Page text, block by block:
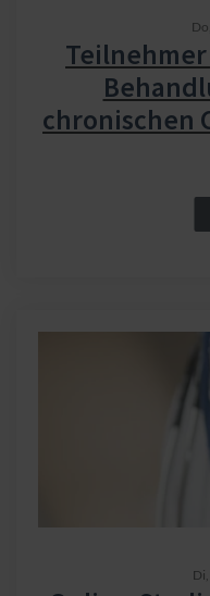
Do,
chronischen
Di,